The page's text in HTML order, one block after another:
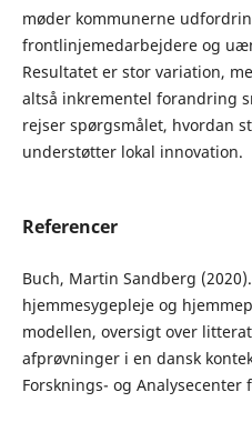
møder kommunerne
frontlinjemedarbejdere og
Resultatet er stor variation,
altså inkrementel forandring
rejser spørgsmålet, hvordan
understøtter lokal innovation.
Referencer
Buch, Martin Sandberg
hjemmesygepleje og
modellen, oversigt over
afprøvninger i en dansk
Forsknings- og Analysecenter